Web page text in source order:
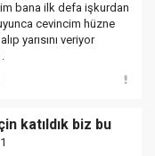
bana ilk defa işkurdan
cevincim hüzne
yarısını veriyor
katıldık biz bu